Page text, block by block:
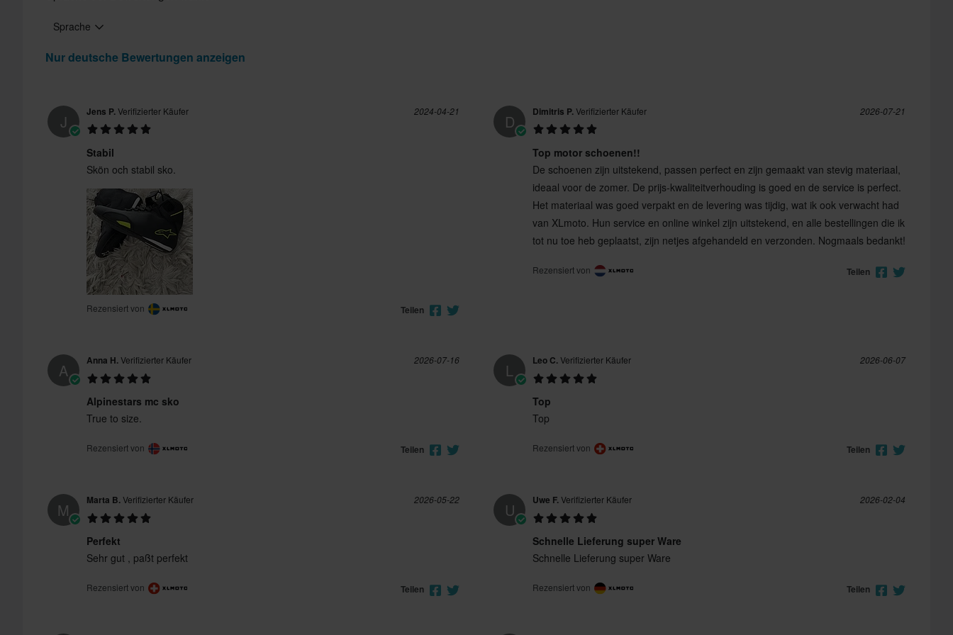
Sprache
Nur deutsche Bewertungen anzeigen
J Jens P.Verifizierter Käufer 2024-04-21
Stabil
Skön och stabil sko.
Rezensiert von Teilen
D Dimitris P.Verifizierter Käufer 2026-07-21
Top motor schoenen!!
De schoenen zijn uitstekend, passen perfect en zijn gemaakt van stevig materiaal,
ideaal voor de zomer. De prijs-kwaliteitverhouding is goed en de service is perfect.
Het materiaal was goed verpakt en de levering was tijdig, wat ik ook verwacht had
van XLmoto. Hun service en online winkel zijn uitstekend, en alle bestellingen die ik
tot nu toe heb geplaatst, zijn netjes afgehandeld en verzonden. Nogmaals bedankt!
Rezensiert von Teilen
A Anna H.Verifizierter Käufer 2026-07-16
Alpinestars mc sko
True to size.
Rezensiert von Teilen
L Leo C.Verifizierter Käufer 2026-06-07
Top
Top
Rezensiert von Teilen
M Marta B.Verifizierter Käufer 2026-05-22
Perfekt
Sehr gut , paßt perfekt
Rezensiert von Teilen
U Uwe F.Verifizierter Käufer 2026-02-04
Schnelle Lieferung super Ware
Schnelle Lieferung super Ware
Rezensiert von Teilen